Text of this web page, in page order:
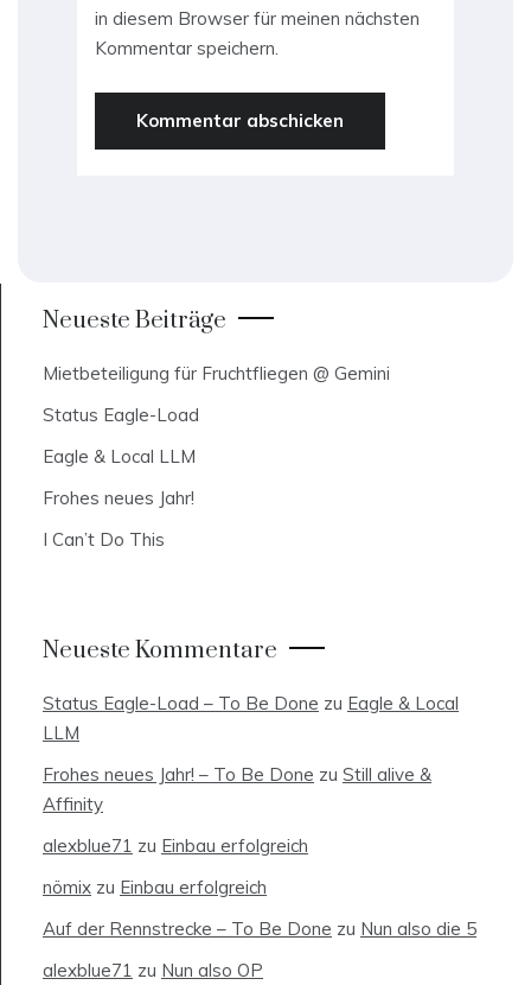
in diesem Browser für meinen nächsten
Kommentar speichern.
Neueste Beiträge
Mietbeteiligung für Fruchtfliegen @ Gemini
Status Eagle-Load
Eagle & Local LLM
Frohes neues Jahr!
I Can’t Do This
Neueste Kommentare
Status Eagle-Load – To Be Done zu Eagle & Local
LLM
Frohes neues Jahr! – To Be Done zu Still alive &
Affinity
alexblue71 zu Einbau erfolgreich
nömix zu Einbau erfolgreich
Auf der Rennstrecke – To Be Done zu Nun also die 5
alexblue71 zu Nun also OP